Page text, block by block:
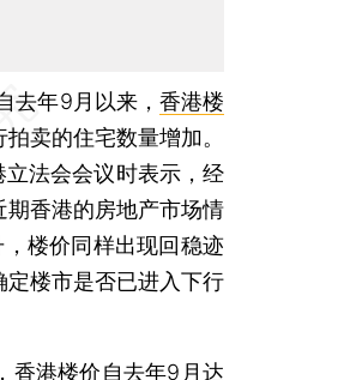
去年9月以来， 香港楼
卖的住宅数量增加。
法会会议时表示，经
香港的房地产市场情
楼价同样出现回稳迹
楼市是否已进入下行
港楼价自去年9月达